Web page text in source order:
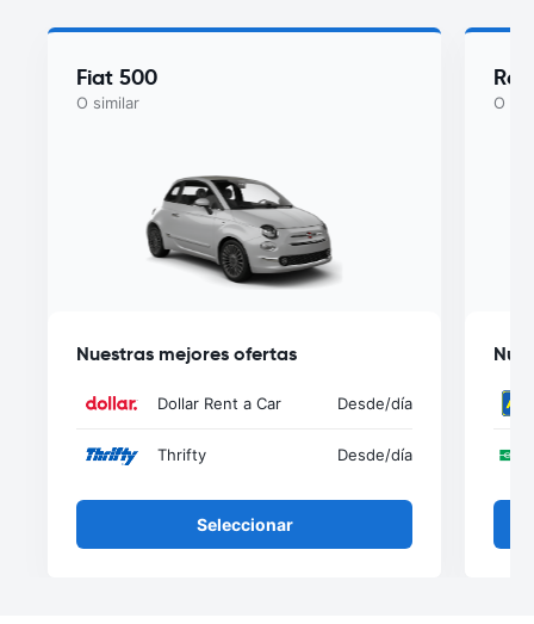
Fiat 500
O similar
Nuestras mejores ofertas
Dollar Rent a Car Desde/día
Thrifty Desde/día
Seleccionar
O